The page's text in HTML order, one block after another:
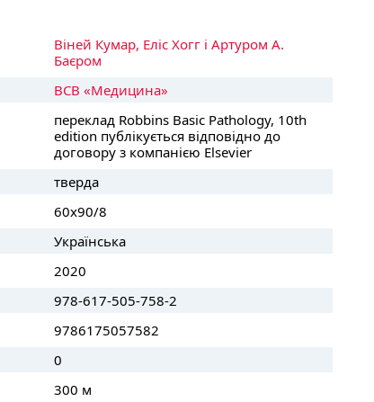
Віней Кумар, Еліс Хогг і Артуром А.
Баєром
ВСВ «Медицина»
переклад Robbins Basic Pathology, 10th
edition публікується відповідно до
договору з компанією Elsevier
тверда
60х90/8
Українська
2020
978-617-505-758-2
9786175057582
0
300 м